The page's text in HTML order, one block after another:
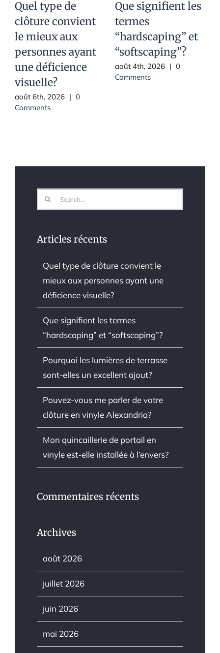
Quel type de
clôture convient
le mieux aux
personnes ayant
une déficience
visuelle?
août 6th, 2026 | 0
Comments
Que signifient les
termes
“hardscaping” et
“softscaping”?
août 4th, 2026 | 0
Comments
Search
for:
Articles récents
Quel type de clôture convient le
mieux aux personnes ayant une
déficience visuelle?
Que signifient les termes
“hardscaping” et “softscaping”?
Pourquoi les lumières de terrasse
sont-elles un excellent ajout?
Pouvez-vous me parler de votre
clôture en vinyle Alexandria?
Mon quincaillerie de portail en
vinyle est-elle installée à l’envers?
Commentaires récents
Archives
août 2026
juillet 2026
juin 2026
mai 2026